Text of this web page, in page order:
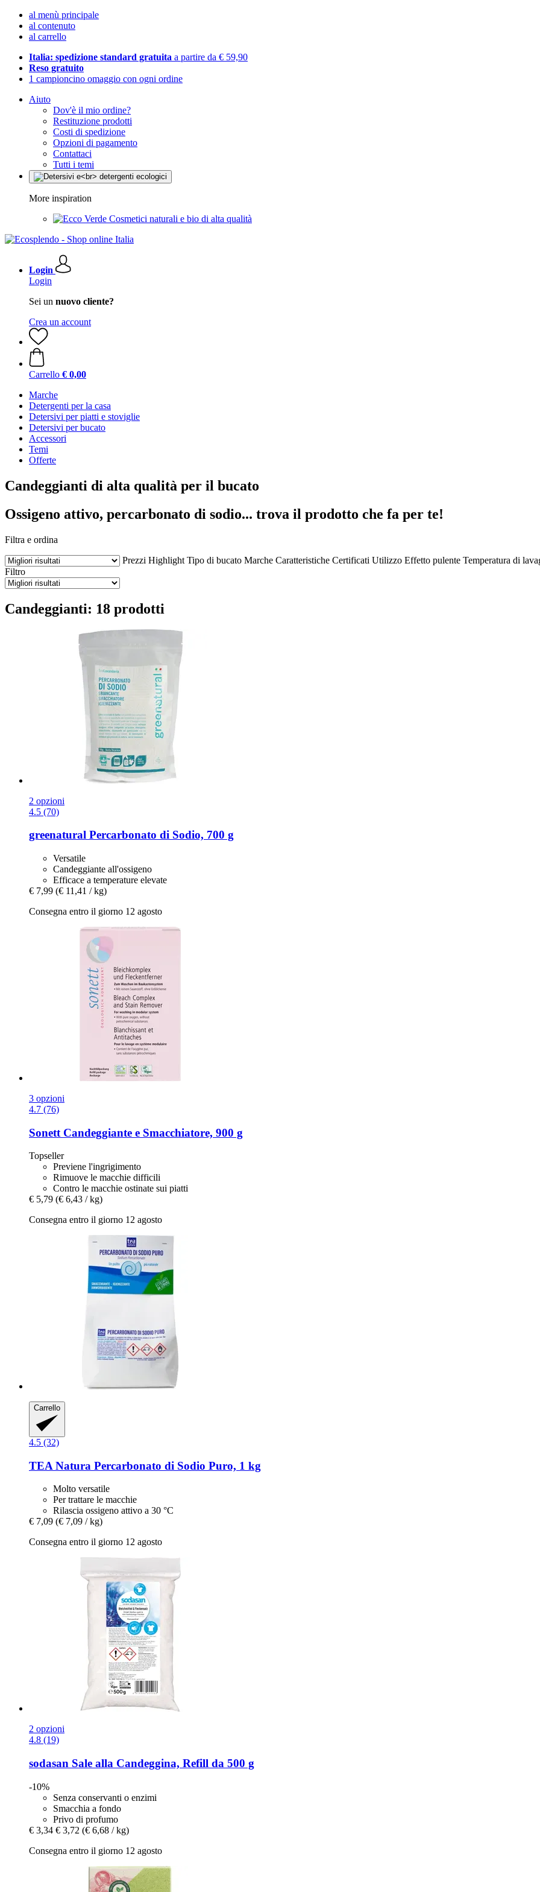
al menù principale
al contenuto
al carrello
Italia: spedizione standard gratuita a partire da € 59,90
Reso gratuito
1 campioncino omaggio con ogni ordine
Aiuto
Dov'è il mio ordine?
Restituzione prodotti
Costi di spedizione
Opzioni di pagamento
Contattaci
Tutti i temi
More inspiration
Cosmetici naturali e bio di alta qualità
Login
Login
Sei un nuovo cliente?
Crea un account
Carrello € 0,00
Marche
Detergenti per la casa
Detersivi per piatti e stoviglie
Detersivi per bucato
Accessori
Temi
Offerte
Candeggianti di alta qualità per il bucato
Ossigeno attivo, percarbonato di sodio... trova il prodotto che fa per te!
Filtra e ordina
Prezzi Highlight Tipo di bucato Marche Caratteristiche Certificati Utilizzo Effetto pulente Temperatura di
Filtro
Candeggianti: 18 prodotti
2 opzioni
4.5 (70)
greenatural Percarbonato di Sodio, 700 g
Versatile
Candeggiante all'ossigeno
Efficace a temperature elevate
€ 7,99 (€ 11,41 / kg)
Consegna entro il giorno 12 agosto
3 opzioni
4.7 (76)
Sonett Candeggiante e Smacchiatore, 900 g
Topseller
Previene l'ingrigimento
Rimuove le macchie difficili
Contro le macchie ostinate sui piatti
€ 5,79 (€ 6,43 / kg)
Consegna entro il giorno 12 agosto
Carrello
4.5 (32)
TEA Natura Percarbonato di Sodio Puro, 1 kg
Molto versatile
Per trattare le macchie
Rilascia ossigeno attivo a 30 °C
€ 7,09 (€ 7,09 / kg)
Consegna entro il giorno 12 agosto
2 opzioni
4.8 (19)
sodasan Sale alla Candeggina, Refill da 500 g
-10%
Senza conservanti o enzimi
Smacchia a fondo
Privo di profumo
€ 3,34 € 3,72 (€ 6,68 / kg)
Consegna entro il giorno 12 agosto